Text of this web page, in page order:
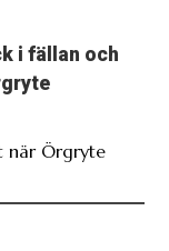
i fällan och
när Örgryte